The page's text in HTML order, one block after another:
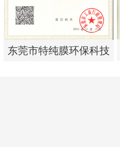
东莞市特纯膜环保科技